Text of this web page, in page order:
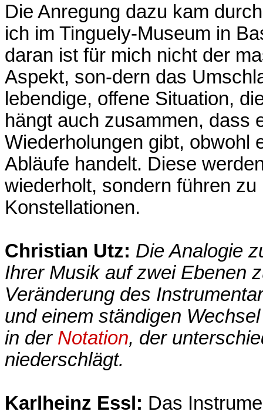
Die Anregung dazu kam
ich im Tinguely-Museum in
daran ist für mich nicht der
Aspekt, son-dern das
lebendige, offene Situation,
hängt auch zusammen, dass
Wiederholungen gibt, obwohl
Abläufe handelt. Diese
wiederholt, sondern führen
Konstellationen.
Christian Utz: Die Analogie
Ihrer Musik auf zwei Ebenen
Veränderung des
und einem ständigen
in der Notation, der
niederschlägt.
Karlheinz Essl: Das